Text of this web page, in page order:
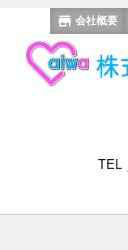
会社概要
TEL